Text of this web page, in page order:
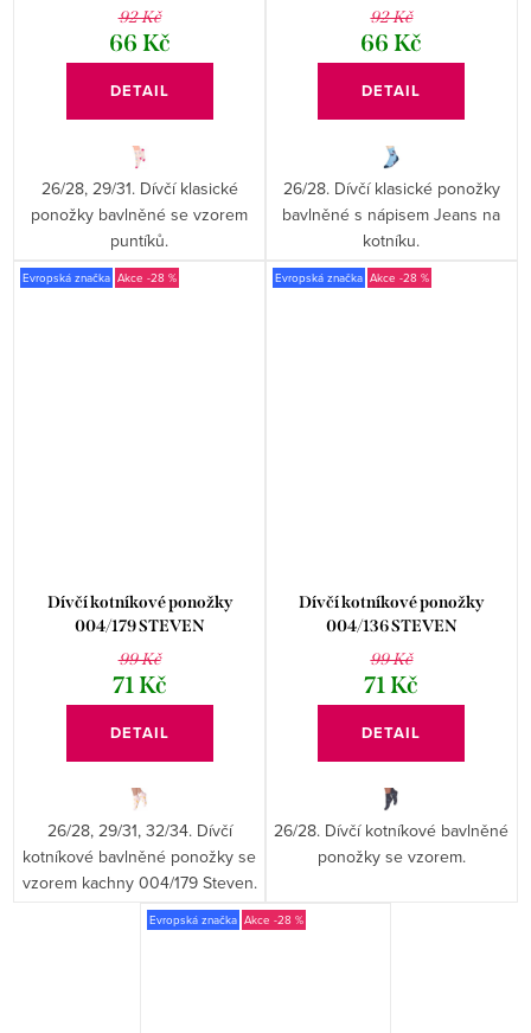
92 Kč
66 Kč
DETAIL
26/28, 29/31. Dívčí klasické
ponožky bavlněné se vzorem
puntíků.
92 Kč
66 Kč
DETAIL
26/28. Dívčí klasické ponožky
bavlněné s nápisem Jeans na
kotníku.
Evropská značka -28 %
Dívčí kotníkové ponožky
004/179 STEVEN
99 Kč
71 Kč
DETAIL
26/28, 29/31, 32/34. Dívčí
kotníkové bavlněné ponožky se
vzorem kachny 004/179 Steven.
Evropská značka -28 %
Dívčí kotníkové ponožky
004/136 STEVEN
99 Kč
71 Kč
DETAIL
26/28. Dívčí kotníkové bavlněné
ponožky se vzorem.
Evropská značka -28 %